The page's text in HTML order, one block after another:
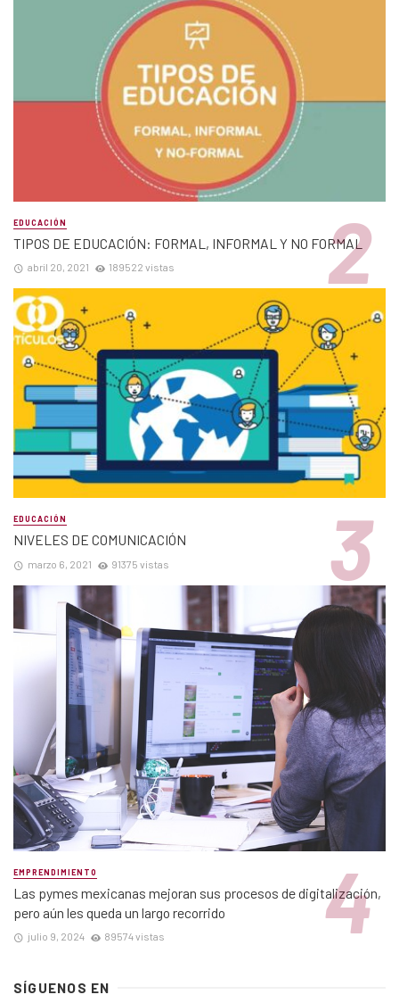
EDUCACIÓN
TIPOS DE EDUCACIÓN: FORMAL, INFORMAL Y NO FORMAL
abril 20, 2021 189522 vistas
EDUCACIÓN
NIVELES DE COMUNICACIÓN
marzo 6, 2021 91375 vistas
EMPRENDIMIENTO
Las pymes mexicanas mejoran sus procesos de digitalización,
pero aún les queda un largo recorrido
julio 9, 2024 89574 vistas
SÍGUENOS EN